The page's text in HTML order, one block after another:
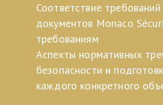
Соответствие требований
документов Monaco
требованиям
Аспекты нормативных
безопасности и
каждого конкретного